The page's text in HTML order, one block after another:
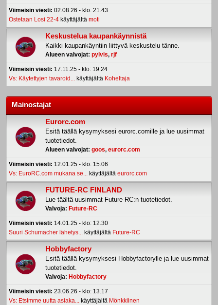
Viimeisin viesti: 02.08.26 - klo: 21.43
Ostetaan Losi 22-4 käyttäjältä moti
Keskustelua kaupankäynnistä
Kaikki kaupankäyntiin liittyvä keskustelu tänne.
Alueen valvojat: pylvis, rjf
Viimeisin viesti: 17.11.25 - klo: 19.24
Vs: Käytettyjen tavaroid... käyttäjältä Koheltaja
Mainostajat
Eurorc.com
Esitä täällä kysymyksesi eurorc.comille ja lue uusimmat
tuotetiedot.
Alueen valvojat: goos, eurorc.com
Viimeisin viesti: 12.01.25 - klo: 15.06
Vs: EuroRC.com mukana se... käyttäjältä eurorc.com
FUTURE-RC FINLAND
Lue täältä uusimmat Future-RC:n tuotetiedot.
Valvoja: Future-RC
Viimeisin viesti: 14.01.25 - klo: 12.30
Suuri Schumacher lähetys... käyttäjältä Future-RC
Hobbyfactory
Esitä täällä kysymyksesi Hobbyfactorylle ja lue uusimmat
tuotetiedot.
Valvoja: Hobbyfactory
Viimeisin viesti: 23.06.26 - klo: 13.17
Vs: Etsimme uutta asiaka... käyttäjältä Mönkkiinen